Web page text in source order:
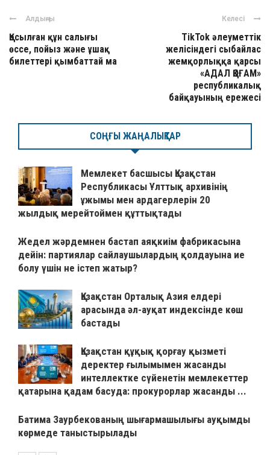
Алдыңғы
Қосылған құн салығы
өссе, пойыз және ұшақ
билеттері қымбаттай ма
Келесі
TikTok әлеуметтік
желісіндегі сыбайлас
жемқорлыққа қарсы
«АДАЛ ҚОҒАМ»
республикалық
байқауының ережесі
СОҢҒЫ ЖАҢАЛЫҚТАР
Мемлекет басшысы Қазақстан
Республикасы Ұлттық архивінің
ұжымы мен ардагерлерін 20
жылдық мерейтоймен құттықтады
Жедел жәрдемнен бастап аяқкиім фабрикасына
дейін: партиялар сайлаушылардың қолдауына ие
болу үшін не істеп жатыр?
Қазақстан Орталық Азия елдері
арасында әл-ауқат индексінде көш
бастады
Қазақстан құқық қорғау қызметі
деректер ғылымымен жасанды
интеллектке сүйенетін мемлекеттер
қатарына қадам басуда: прокурорлар жасанды ...
Батима Заурбекованың шығармашылығы ауқымды
көрмеде таныстырылады